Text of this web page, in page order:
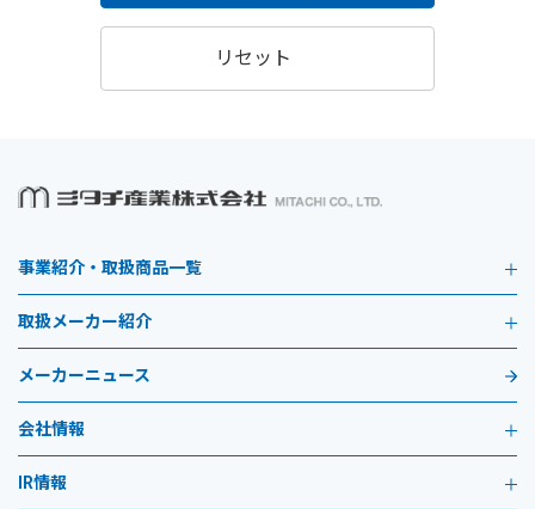
リセット
事業紹介・取扱商品一覧
取扱メーカー紹介
メーカーニュース
会社情報
IR情報